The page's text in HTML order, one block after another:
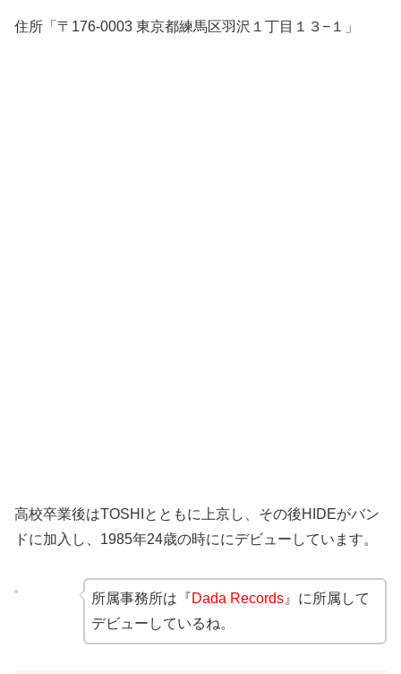
住所「〒176-0003 東京都練馬区羽沢１丁目１３−１」
高校卒業後はTOSHIとともに上京し、その後HIDEがバン
ドに加入し、1985年24歳の時ににデビューしています。
所属事務所は『Dada Records』に所属して
デビューしているね。